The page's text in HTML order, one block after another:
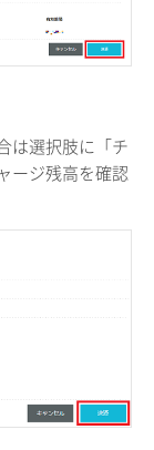
は選択肢に「チ
ージ残高を確認